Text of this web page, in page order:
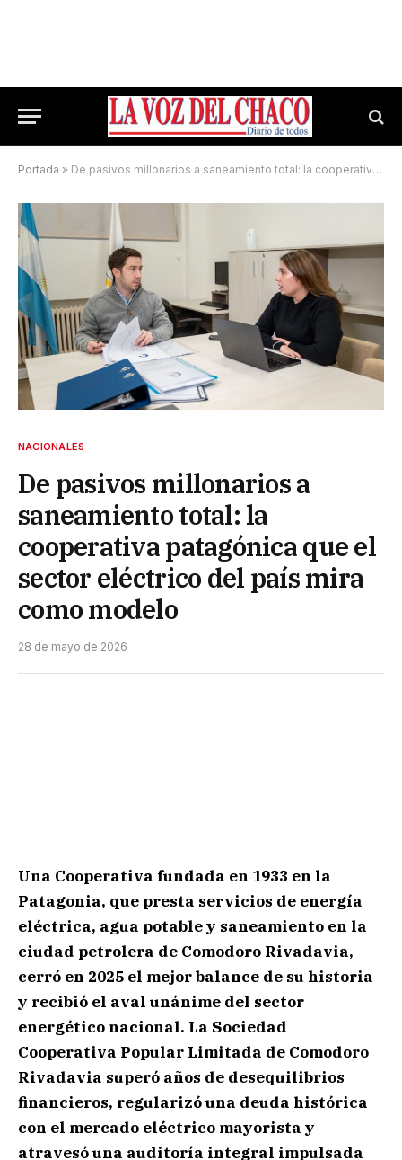
Portada » De pasivos millonarios a saneamiento total: la cooperativa patagónica que el sector eléctrico del país mira como modelo
NACIONALES
De pasivos millonarios a
saneamiento total: la
cooperativa patagónica que el
sector eléctrico del país mira
como modelo
28 de mayo de 2026
Una Cooperativa fundada en 1933 en la
Patagonia, que presta servicios de energía
eléctrica, agua potable y saneamiento en la
ciudad petrolera de Comodoro Rivadavia,
cerró en 2025 el mejor balance de su historia
y recibió el aval unánime del sector
energético nacional. La Sociedad
Cooperativa Popular Limitada de Comodoro
Rivadavia superó años de desequilibrios
financieros, regularizó una deuda histórica
con el mercado eléctrico mayorista y
atravesó una auditoría integral impulsada